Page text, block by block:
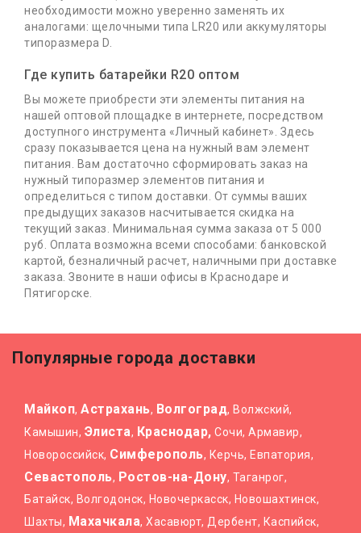
необходимости можно уверенно заменять их
аналогами: щелочными типа LR20 или аккумуляторы
типоразмера D.
Где купить батарейки R20 оптом
Вы можете приобрести эти элементы питания на
нашей оптовой площадке в интернете, посредством
доступного инструмента «Личный кабинет». Здесь
сразу показывается цена на нужный вам элемент
питания. Вам достаточно сформировать заказ на
нужный типоразмер элементов питания и
определиться с типом доставки. От суммы ваших
предыдущих заказов насчитывается скидка на
текущий заказ. Минимальная сумма заказа от 5 000
руб. Оплата возможна всеми способами: банковской
картой, безналичный расчет, наличными при доставке
заказа. Звоните в наши офисы в Краснодаре и
Пятигорске.
Популярные города доставки
Майкоп, Астрахань, Волгоград, Волжский,
Камышин, Элиста, Краснодар, Сочи, Армавир,
Новороссийск, Симферополь, Керчь, Евпатория,
Севастополь, Ростов-на-Дону, Таганрог,
Батайск, Волгодонск, Новочеркасск, Новошахтинск,
Шахты, Махачкала, Хасавюрт, Дербент, Каспийск,